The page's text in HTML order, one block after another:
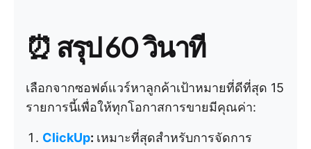
⏰ สรุป 60 วินาที
เลือกจากซอฟต์แวร์หาลูกค้าเป้าหมายที่ดีที่สุด 15
รายการนี้เพื่อให้ทุกโอกาสการขายมีคุณค่า:
ClickUp: เหมาะที่สุดสำหรับการจัดการ